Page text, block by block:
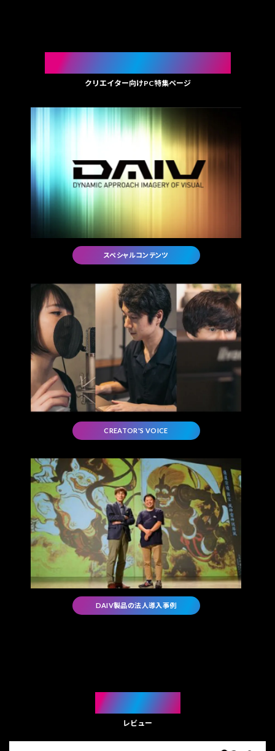
SPECIAL FEATURE
クリエイター向けPC特集ページ
スペシャルコンテンツ
CREATOR'S VOICE
DAIV製品の法人導入事例
REVIEW
レビュー